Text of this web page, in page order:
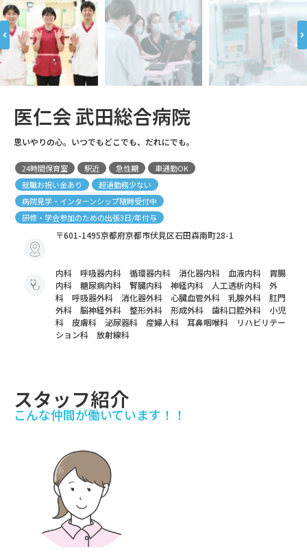
医仁会 武田総合病院
思いやりの心。いつでもどこでも、だれにでも。
24時間保育室 駅近 急性期
車通勤OK
就職お祝い金あり
超過勤務少ない
病院見学・インターンシップ随時受付中
研修・学会参加のための出張3日/年付与
〒601-1495京都府京都市伏見区石田森南町28-1
内科 呼吸器内科 循環器内科 消化器内科 血液内科 胃腸
内科 糖尿病内科 腎臓内科 神経内科 人工透析内科 外
科 呼吸器外科 消化器外科 心臓血管外科 乳腺外科 肛門
外科 脳神経外科 整形外科 形成外科 歯科口腔外科 小児
科 皮膚科 泌尿器科 産婦人科 耳鼻咽喉科 リハビリテー
ション科 放射線科
スタッフ紹介
こんな仲間が働いています！！